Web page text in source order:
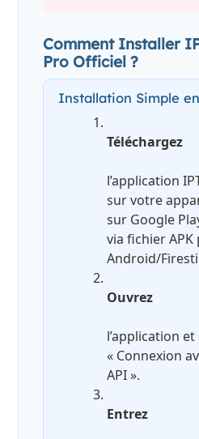
Comment Installer
Pro Officiel ?
Installation Simple
Téléchargez
l’application
sur votre
sur Google
via fichier
Android/
Ouvrez
l’application
« Connexion
API ».
Entrez